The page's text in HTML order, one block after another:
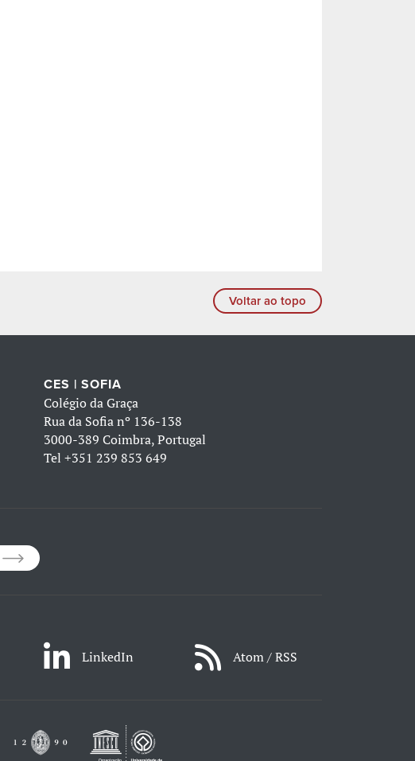
Voltar ao topo
CES | SOFIA
Colégio da Graça
Rua da Sofia nº 136-138
3000-389 Coimbra, Portugal
Tel +351 239 853 649
LinkedIn Atom / RSS